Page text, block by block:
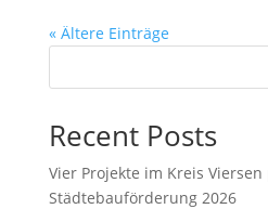
« Ältere Einträge
Recent Posts
Vier Projekte im Kreis
Städtebauförderung 2026